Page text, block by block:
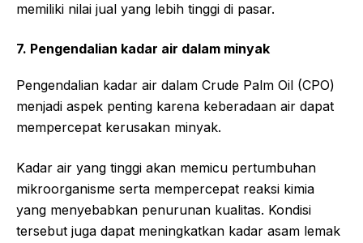
memiliki nilai jual yang lebih tinggi di pasar.
7. Pengendalian kadar air dalam minyak
Pengendalian kadar air dalam Crude Palm Oil (CPO)
menjadi aspek penting karena keberadaan air dapat
mempercepat kerusakan minyak.
Kadar air yang tinggi akan memicu pertumbuhan
mikroorganisme serta mempercepat reaksi kimia
yang menyebabkan penurunan kualitas. Kondisi
tersebut juga dapat meningkatkan kadar asam lemak